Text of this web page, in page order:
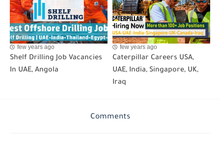
few years ago
Shelf Drilling Job Vacancies
In UAE, Angola
few years ago
Caterpillar Careers USA,
UAE, India, Singapore, UK,
Iraq
Comments